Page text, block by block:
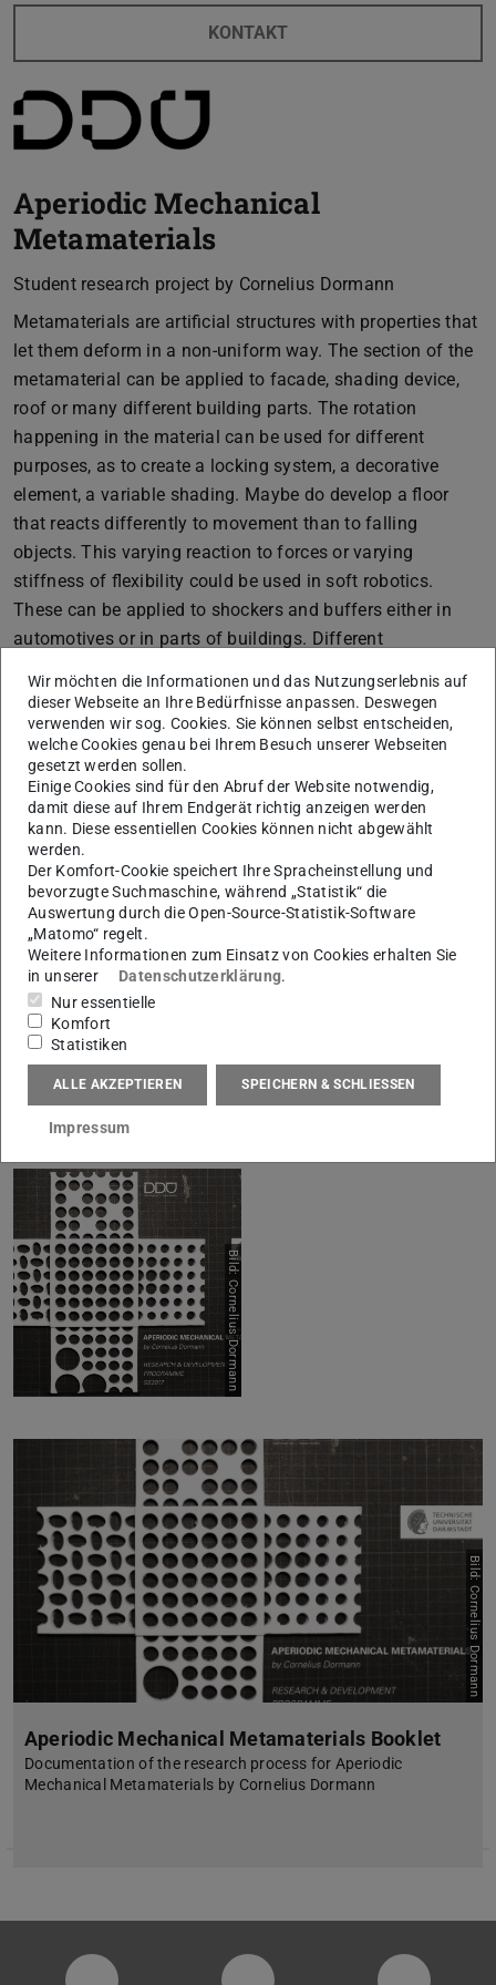
KONTAKT
Aperiodic Mechanical
Metamaterials
Student research project by Cornelius Dormann
Metamaterials are artificial structures with properties that
let them deform in a non-uniform way. The section of the
metamaterial can be applied to facade, shading device,
roof or many different building parts. The rotation
happening in the material can be used for different
purposes, as to create a locking system, a decorative
element, a variable shading. Maybe do develop a floor
that reacts differently to movement than to falling
objects. This varying reaction to forces or varying
stiffness of flexibility could be used in soft robotics.
These can be applied to shockers and buffers either in
automotives or in parts of buildings. Different
wearable tech. This article focuses on mechanical
metamaterials produced using 3D printing and silicon
casting.
Supervised by Bastian Wibranek
The project took place in SoSe 2017 and is part of the
master students research model at DDU at TU Darmstadt.
Bild: Cornelius Dormann
Bild: Cornelius Dormann
Bild: Cornelius Dormann
Aperiodic Mechanical Metamaterials Booklet
Documentation of the research process for Aperiodic
Mechanical Metamaterials by Cornelius Dormann
Wir möchten die Informationen und das Nutzungserlebnis auf
dieser Webseite an Ihre Bedürfnisse anpassen. Deswegen
verwenden wir sog. Cookies. Sie können selbst entscheiden,
welche Cookies genau bei Ihrem Besuch unserer Webseiten
gesetzt werden sollen.
Einige Cookies sind für den Abruf der Website notwendig,
damit diese auf Ihrem Endgerät richtig anzeigen werden
kann. Diese essentiellen Cookies können nicht abgewählt
werden.
Der Komfort-Cookie speichert Ihre Spracheinstellung und
bevorzugte Suchmaschine, während „Statistik“ die
Auswertung durch die Open-Source-Statistik-Software
„Matomo“ regelt.
Weitere Informationen zum Einsatz von Cookies erhalten Sie
in unserer
Datenschutzerklärung.
Nur essentielle
Komfort
Statistiken
ALLE AKZEPTIEREN SPEICHERN & SCHLIESSEN
Impressum